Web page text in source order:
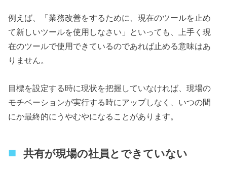
例えば、「業務改善をするために、現在のツールを止め
て新しいツールを使用しなさい」といっても、上手く現
在のツールで使用できているのであれば止める意味はあ
りません。
目標を設定する時に現状を把握していなければ、現場の
モチベーションが実行する時にアップしなく、いつの間
にか最終的にうやむやになることがあります。
共有が現場の社員とできていない